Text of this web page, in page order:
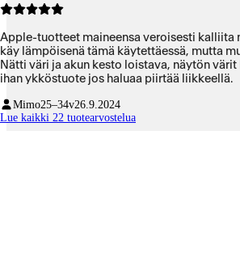
tallennustilalla voisi korvata MacBookin. Sitä
Apple-tuotteet maineensa veroisesti kalliita
käy lämpöisenä tämä käytettäessä, mutta
Nätti väri ja akun kesto loistava, näytön värit
ihan ykköstuote jos haluaa piirtää liikkeellä.
Mimo25–34v26.9.2024
Lue kaikki 22 tuotearvostelua